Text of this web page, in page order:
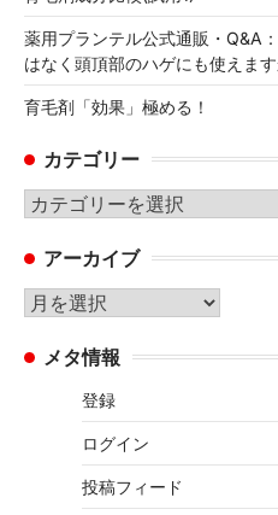
薬用プランテル公式通販・Q&A
はなく頭頂部のハゲにも使えま
育毛剤「効果」極める！
カテゴリー
カ
ゴ
リ
ー
アーカイブ
ア
カ メタ情報
登録
ログイン
投稿フィード